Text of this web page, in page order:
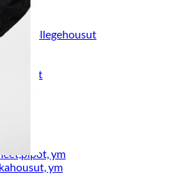
ja collegehousut
ym
ym